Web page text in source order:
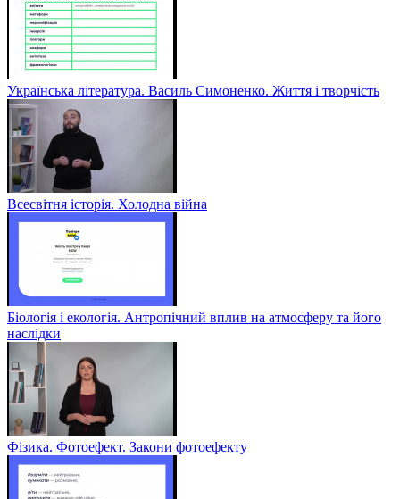
Українська література. Василь Симоненко. Життя і творчість
Всесвітня історія. Холодна війна
Біологія і екологія. Антропічний вплив на атмосферу та його
наслідки
Фізика. Фотоефект. Закони фотоефекту